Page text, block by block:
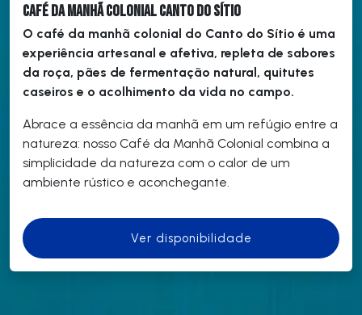
Café da Manhã Colonial Canto do Sítio
O café da manhã colonial do Canto do Sítio é uma
experiência artesanal e afetiva, repleta de sabores
da roça, pães de fermentação natural, quitutes
caseiros e o acolhimento da vida no campo.
Abrace a essência da manhã em um refúgio entre a
natureza: nosso Café da Manhã Colonial combina a
simplicidade da natureza com o calor de um
ambiente rústico e aconchegante.
Ver disponibilidade